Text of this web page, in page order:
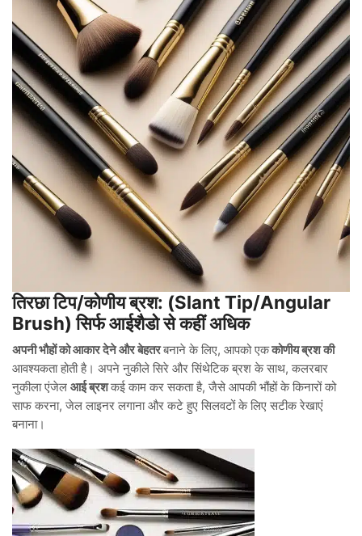
तिरछा टिप/कोणीय ब्रश: (Slant Tip/Angular
Brush) सिर्फ आईशैडो से कहीं अधिक
अपनी भौहों को आकार देने और बेहतरबनाने के लिए, आपको एककोणीय ब्रश की
आवश्यकता होती है। अपने नुकीले सिरे और सिंथेटिक ब्रश के साथ, कलरबार
नुकीला एंजेल आई ब्रशकई काम कर सकता है, जैसे आपकी भौंहों के किनारों को
साफ करना, जेल लाइनर लगाना और कटे हुए सिलवटों के लिए सटीक रेखाएं
बनाना।